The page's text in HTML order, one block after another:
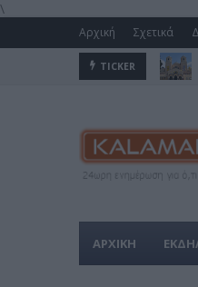
\
Αρχική Σχετικά
TICKER
ΑΡΧΙΚΗ